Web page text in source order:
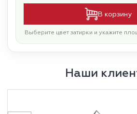
В корзину
Выберите цвет затирки и укажите
Наши